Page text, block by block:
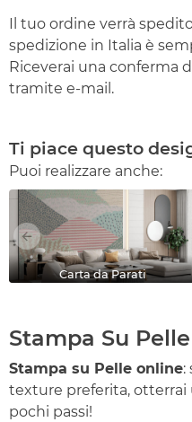
Il tuo ordine verrà
spedizione in Italia è
Riceverai una conferma
tramite e-mail.
Ti piace questo
Puoi realizzare anche:
Carta da Parati
Stampa Su
Stampa su Pelle online:
texture preferita,
pochi passi!